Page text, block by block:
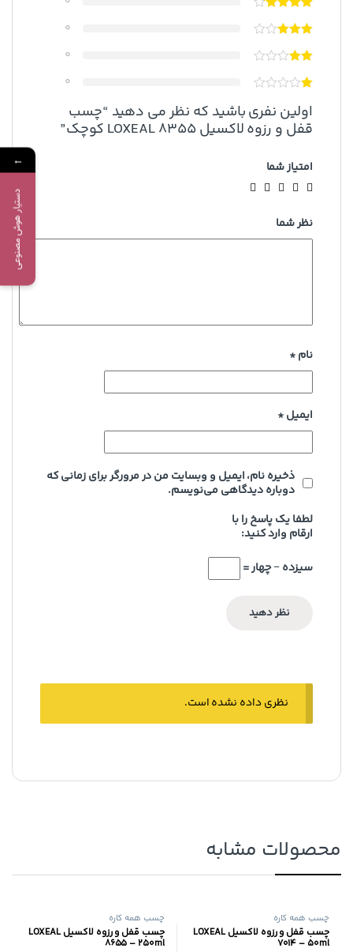
0
0
0
اولین نفری باشید که نظر می دهید “چسب
قفل و رزوه لاکسیل LOXEAL 8355 کوچک”
امتیاز شما
نظر شما
نام*
ایمیل*
ذخیره نام، ایمیل و وبسایت من در مرورگر برای زمانی که
دوباره دیدگاهی می‌نویسم.
لطفا یک پاسخ را با
ارقام وارد کنید:
سیزده − چهار =
نظری داده نشده است.
محصولات مشابه
چسب همه کاره
چسب قفل و رزوه لاکسیل LOXEAL
7014 – 50ml
چسب همه کاره
چسب قفل و رزوه لاکسیل LOXEAL
8655 – 250ml
←
دستیار هوش مصنوعی